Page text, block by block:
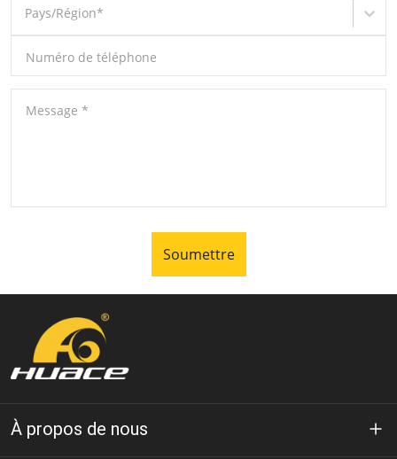
Pays/Région*
Numéro de téléphone
Message *
Soumettre
À propos de nous